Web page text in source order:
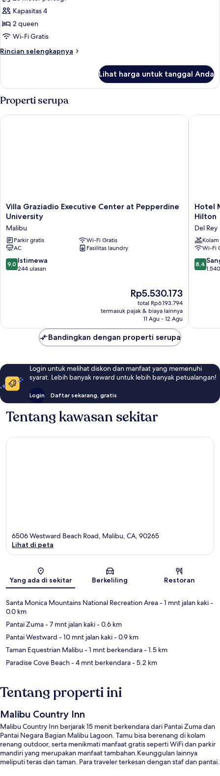
Kamar,
pemandangan
kebun
Kapasitas 4
2 queen
Wi-Fi Gratis
Rincian selengkapnya
Rincian
Kamar,
pemandangan
kebun
Lihat harga untuk tanggal Anda
Properti serupa
Villa
Graziadio
Center
at
Pepperdine
University
Malibu
Villa Graziadio Executive Center at Pepperdine
University
Malibu
Parkir gratis
Wi-Fi Gratis
AC
Fasilitas laundry
9.0
dari
9,0 Istimewa
244 ulasan
Harga
sekarang
Rp5.530.173
Rp5.530.173
total Rp6.193.794
termasuk pajak & biaya lainnya
11 Agu - 12 Agu
Villa Graziadio Executive Center at Pepperdine University
Hotel
MDR
del
Rey
-
a
Hotel
Hilton
Del Rey
Wi-Fi
8.4
dari
8,4
Hotel
Bandingkan dengan properti serupa
Login untuk melihat diskon dan manfaat yang memenuhi
syarat. Lebih banyak reward untuk lebih banyak petualangan!
Login Daftar sekarang, gratis
Tentang kawasan sekitar
Peta
6506 Westward Beach Road, Malibu, CA, 90265
Lihat di peta
Yang ada di sekitar Berkeliling Restoran
Santa Monica Mountains National Recreation Area- 1 mnt jalan kaki-
0.0 km
Pantai Zuma- 7 mnt jalan kaki- 0.6 km
Pantai Westward - 10 mnt jalan kaki- 0.9 km
Taman Equestrian Malibu- 1 mnt berkendara- 1.5 km
Paradise Cove Beach- 4 mnt berkendara- 5.2 km
Tentang properti ini
Malibu Country Inn
Malibu Country Inn berjarak 15 menit berkendara dari Pantai Zuma dan
Pantai Negara Bagian Malibu Lagoon. Tamu bisa berenang di kolam
renang outdoor, serta menikmati manfaat gratis seperti WiFi dan parkir
mandiri yang merupakan manfaat tambahan.Keunggulan lainnya
meliputi teras dan taman. Para traveler terkesan dengan staf dan pantai.